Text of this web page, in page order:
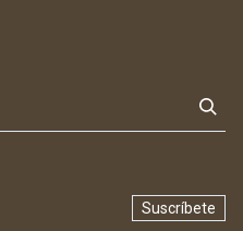
Suscríbete